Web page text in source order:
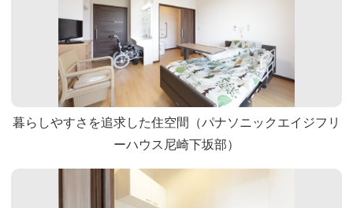
暮らしやすさを追求した住空間（パナソニックエイジフリ
ーハウス尼崎下坂部）